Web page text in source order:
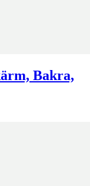
Bakra,